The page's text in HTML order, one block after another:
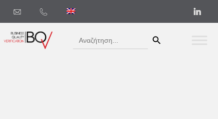
Search
for: